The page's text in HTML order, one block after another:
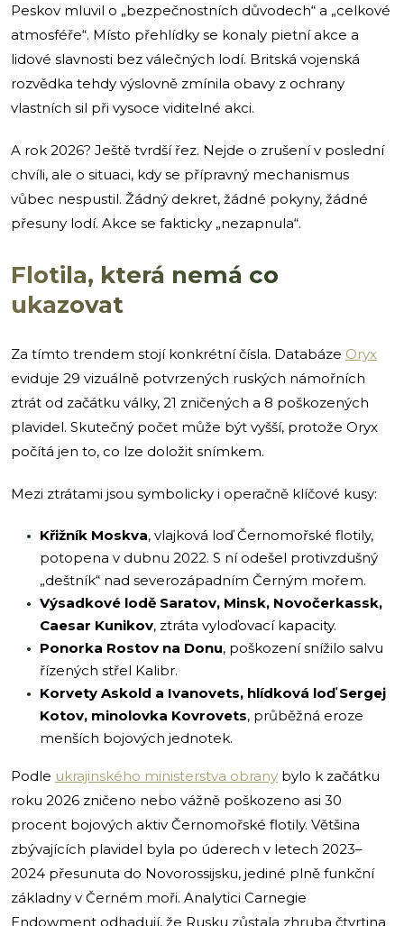
Peskov mluvil o „bezpečnostních důvodech“ a „celkové
atmosféře“. Místo přehlídky se konaly pietní akce a
lidové slavnosti bez válečných lodí. Britská vojenská
rozvědka tehdy výslovně zmínila obavy z ochrany
vlastních sil při vysoce viditelné akci.
A rok 2026? Ještě tvrdší řez. Nejde o zrušení v poslední
chvíli, ale o situaci, kdy se přípravný mechanismus
vůbec nespustil. Žádný dekret, žádné pokyny, žádné
přesuny lodí. Akce se fakticky „nezapnula“.
Flotila, která nemá co
ukazovat
Za tímto trendem stojí konkrétní čísla. Databáze Oryx
eviduje 29 vizuálně potvrzených ruských námořních
ztrát od začátku války, 21 zničených a 8 poškozených
plavidel. Skutečný počet může být vyšší, protože Oryx
počítá jen to, co lze doložit snímkem.
Mezi ztrátami jsou symbolicky i operačně klíčové kusy:
Křižník Moskva, vlajková loď Černomořské flotily,
potopena v dubnu 2022. S ní odešel protivzdušný
„deštník“ nad severozápadním Černým mořem.
Výsadkové lodě Saratov, Minsk, Novočerkassk,
Caesar Kunikov, ztráta vyloďovací kapacity.
Ponorka Rostov na Donu, poškození snížilo salvu
řízených střel Kalibr.
Korvety Askold a Ivanovets, hlídková loď Sergej
Kotov, minolovka Kovrovets, průběžná eroze
menších bojových jednotek.
Podle ukrajinského ministerstva obrany bylo k začátku
roku 2026 zničeno nebo vážně poškozeno asi 30
procent bojových aktiv Černomořské flotily. Většina
zbývajících plavidel byla po úderech v letech 2023–
2024 přesunuta do Novorossijsku, jediné plně funkční
základny v Černém moři. Analytici Carnegie
Endowment odhadují, že Rusku zůstala zhruba čtvrtina